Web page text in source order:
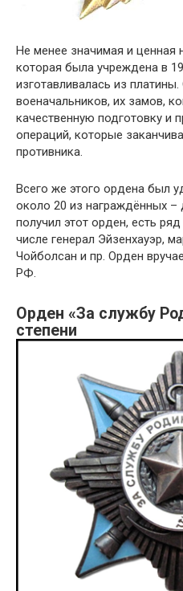
Не менее значимая и ценная
которая была учреждена в
изготавливалась из
военачальников, их замов,
качественную подготовку и
операций, которые
противника.
Всего же этого ордена был
около 20 из награждённых
получил этот орден, есть
числе генерал Эйзенхауэр,
Чойболсан и пр. Орден
РФ.
Орден «За службу
степени